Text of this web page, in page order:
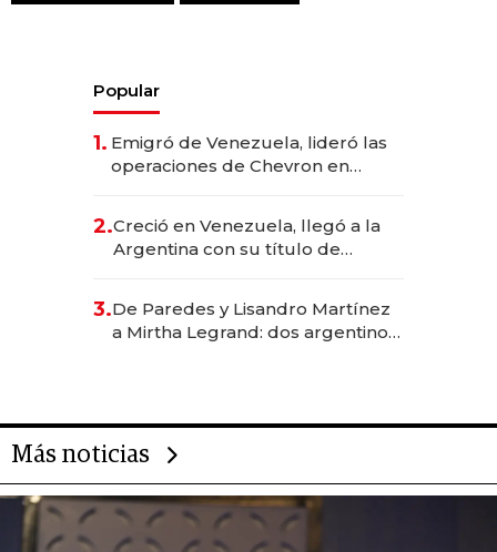
Popular
1. Emigró de Venezuela, lideró las
operaciones de Chevron en
2.Creció en Venezuela, llegó a la
Argentina con su título de
las marcas "fast premium"
3.De Paredes y Lisandro Martínez
a Mirtha Legrand: dos argentinos
Más noticias